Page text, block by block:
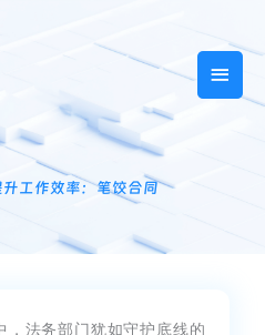
主
菜
工作效率：笔饺合同
，法务部门犹如守护底线的